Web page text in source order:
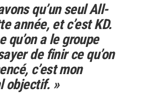
qu’un seul All-
année, et c’est KD.
qu’on a le groupe
de finir ce qu’on
c’est mon
objectif. »